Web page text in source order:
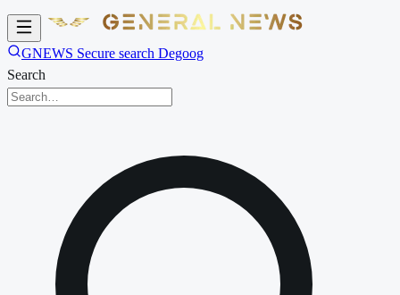
GNEWS Secure search Degoog
Search